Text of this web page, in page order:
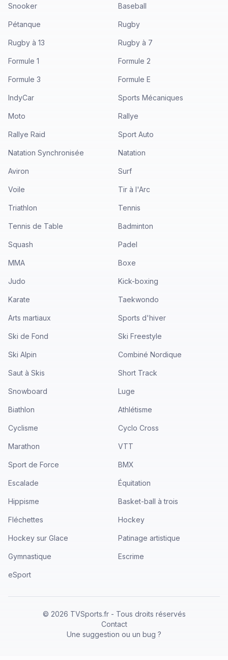
Snooker Baseball
Pétanque Rugby
Rugby à 13 Rugby à 7
Formule 1 Formule 2
Formule 3 Formule E
IndyCar Sports Mécaniques
Moto Rallye
Rallye Raid Sport Auto
Natation Synchronisée Natation
Aviron Surf
Voile Tir à l'Arc
Triathlon Tennis
Tennis de Table Badminton
Squash Padel
MMA Boxe
Judo Kick-boxing
Karate Taekwondo
Arts martiaux Sports d'hiver
Ski de Fond Ski Freestyle
Ski Alpin Combiné Nordique
Saut à Skis Short Track
Snowboard Luge
Biathlon Athlétisme
Cyclisme Cyclo Cross
Marathon VTT
Sport de Force BMX
Escalade Équitation
Hippisme Basket-ball à trois
Fléchettes Hockey
Hockey sur Glace Patinage artistique
Gymnastique Escrime
eSport
© 2026 TVSports.fr - Tous droits réservés
Contact
Une suggestion ou un bug ?